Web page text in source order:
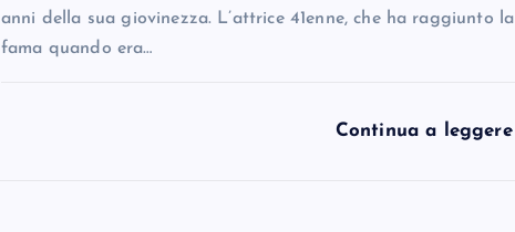
anni della sua giovinezza. L’attrice 41enne, che ha raggiunto la
fama quando era…
Continua a leggere